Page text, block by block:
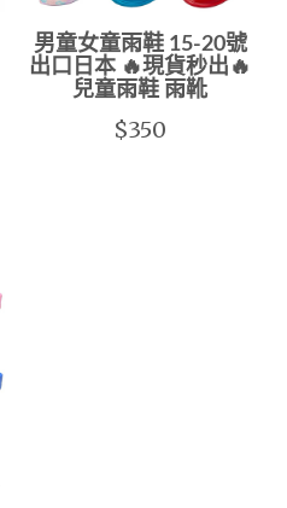
男童女童雨鞋 15-20號
出口日本 🔥現貨秒出🔥
兒童雨鞋 雨靴
$350